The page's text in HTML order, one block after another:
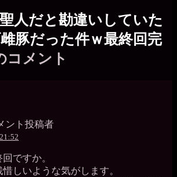
人だと勘違いしていた
豚だった件ｗ最終回完
コメント
ント投稿者
ですか。
しいような気がします。